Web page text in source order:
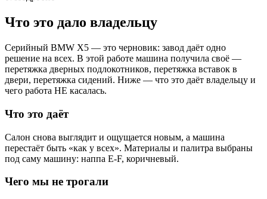
Что это дало владельцу
Серийный BMW X5 — это черновик: завод даёт одно
решение на всех. В этой работе машина получила своё —
перетяжка дверных подлокотников, перетяжка вставок в
двери, перетяжка сидений. Ниже — что это даёт владельцу и
чего работа НЕ касалась.
Что это даёт
Салон снова выглядит и ощущается новым, а машина
перестаёт быть «как у всех». Материалы и палитра выбраны
под саму машину: наппа E-F, коричневый.
Чего мы не трогали